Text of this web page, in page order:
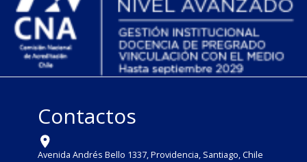
Contactos
Avenida Andrés Bello 1337, Providencia, Santiago, Chile